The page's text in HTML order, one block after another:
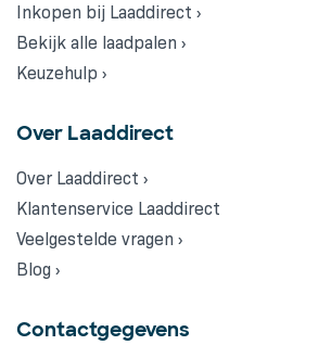
Inkopen bij Laaddirect ›
Bekijk alle laadpalen ›
Keuzehulp ›
Over Laaddirect
Over Laaddirect ›
Klantenservice Laaddirect
Veelgestelde vragen ›
Blog ›
Contactgegevens